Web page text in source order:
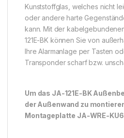
Kunststoffglas, welches nicht
oder andere harte
kann. Mit der
121E-BK können Sie von
Ihre Alarmanlage per Tasten
Transponder scharf bzw.
Um das JA-121E-BK
der Außenwand zu
Montageplatte JA-WRE-